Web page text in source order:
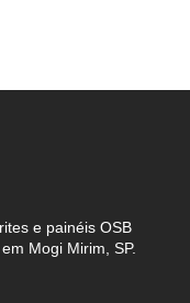
e painéis OSB
Mogi Mirim, SP.